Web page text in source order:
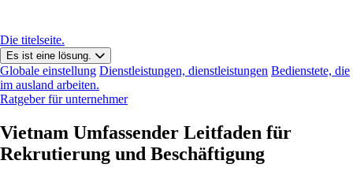
Die titelseite.
Es ist eine lösung.
Globale einstellung Dienstleistungen, dienstleistungen Bedienstete, die
im ausland arbeiten.
Ratgeber für unternehmer
Vietnam Umfassender Leitfaden für
Rekrutierung und Beschäftigung